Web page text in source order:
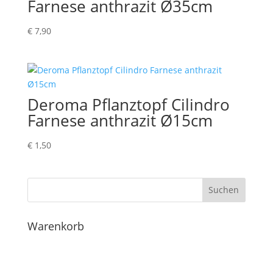
Farnese anthrazit Ø35cm
€7,90
Deroma Pflanztopf Cilindro
Farnese anthrazit Ø15cm
€1,50
Suchen
Warenkorb